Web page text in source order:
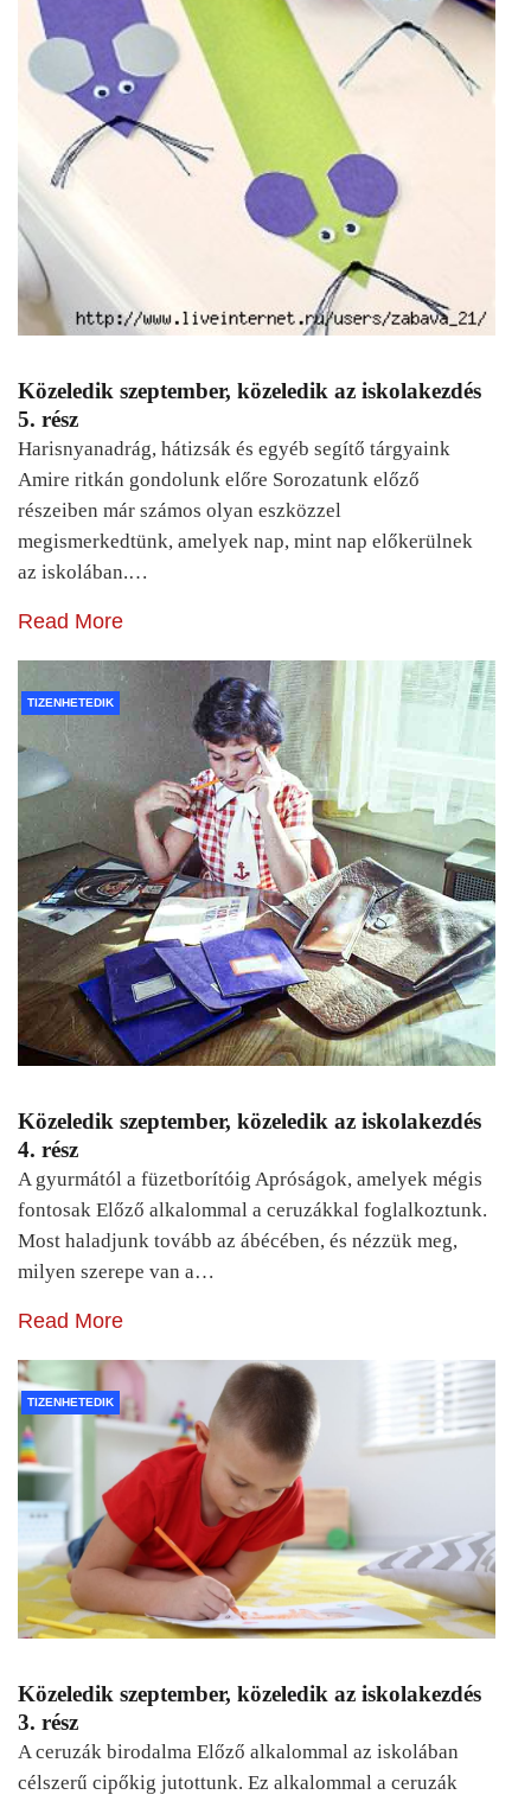
Közeledik szeptember, közeledik az iskolakezdés
5. rész
Harisnyanadrág, hátizsák és egyéb segítő tárgyaink
Amire ritkán gondolunk előre Sorozatunk előző
részeiben már számos olyan eszközzel
megismerkedtünk, amelyek nap, mint nap előkerülnek
az iskolában.…
Read More
TIZENHETEDIK
Közeledik szeptember, közeledik az iskolakezdés
4. rész
A gyurmától a füzetborítóig Apróságok, amelyek mégis
fontosak Előző alkalommal a ceruzákkal foglalkoztunk.
Most haladjunk tovább az ábécében, és nézzük meg,
milyen szerepe van a…
Read More
TIZENHETEDIK
Közeledik szeptember, közeledik az iskolakezdés
3. rész
A ceruzák birodalma Előző alkalommal az iskolában
célszerű cipőkig jutottunk. Ez alkalommal a ceruzák